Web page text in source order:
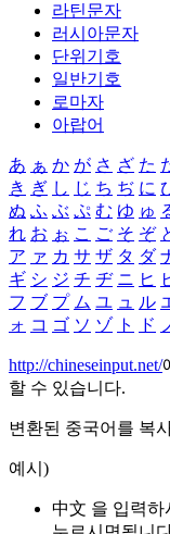
라틴문자
러시아문자
단위기호
일반기호
로마자
아랍어
あ ぁ か が さ ざ た
き ぎ し じ ち ぢ に
ぬ ふ ぶ ぷ む ゆ ゅ
れ お ぉ こ ご そ ぞ
ア ァ カ サ ザ タ ダ
ギ シ ジ チ ヂ ニ ヒ
フ ブ プ ム ユ ュ ル
ォ コ ゴ ソ ゾ ト ド
http://chineseinput.net/
할 수 있습니다.
변환된 중국어를 복
예시)
中文 을 입력하